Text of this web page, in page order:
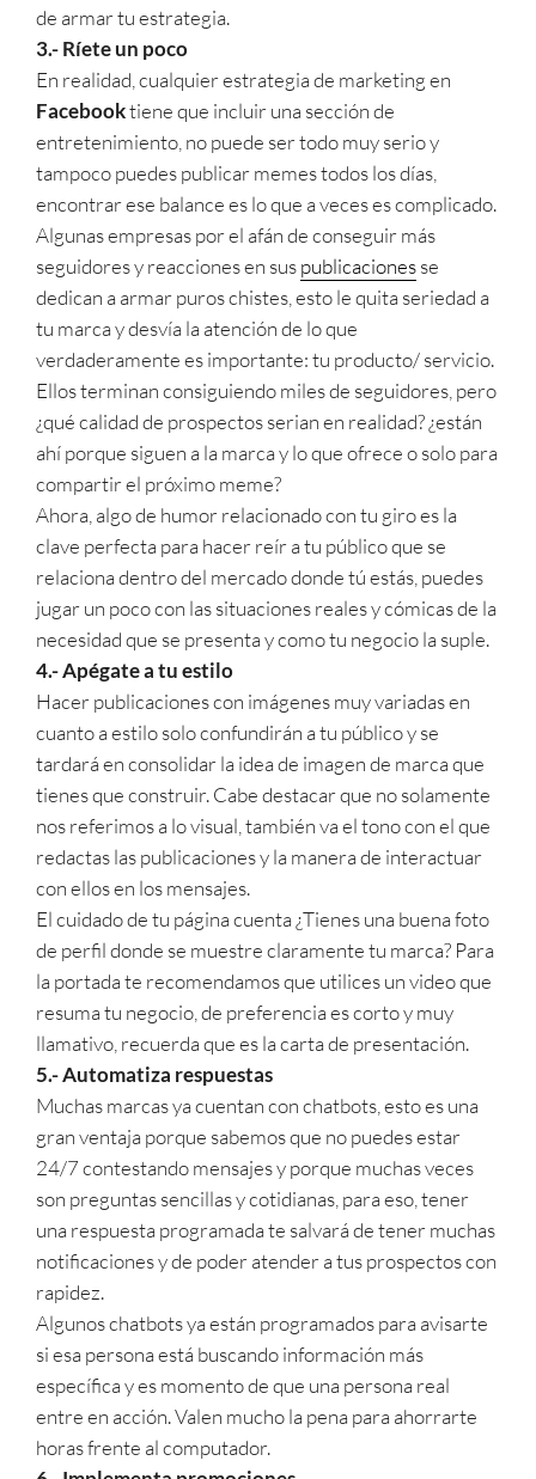
de armar tu estrategia.
3.- Ríete un poco
En realidad, cualquier estrategia de marketing en
Facebooktiene que incluir una sección de
entretenimiento, no puede ser todo muy serio y
tampoco puedes publicar memes todos los días,
encontrar ese balance es lo que a veces es complicado.
Algunas empresas por el afán de conseguir más
seguidores y reacciones en suspublicacionesse
dedican a armar puros chistes, esto le quita seriedad a
tu marca y desvía la atención de lo que
verdaderamente es importante: tu producto/ servicio.
Ellos terminan consiguiendo miles de seguidores, pero
¿qué calidad de prospectos serian en realidad? ¿están
ahí porque siguen a la marca y lo que ofrece o solo para
compartir el próximo meme?
Ahora, algo de humor relacionado con tu giro es la
clave perfecta para hacer reír a tu público que se
relaciona dentro del mercado donde tú estás, puedes
jugar un poco con las situaciones reales y cómicas de la
necesidad que se presenta y como tu negocio la suple.
4.- Apégate a tu estilo
Hacer publicaciones con imágenes muy variadas en
cuanto a estilo solo confundirán a tu público y se
tardará en consolidar la idea de imagen de marca que
tienes que construir. Cabe destacar que no solamente
nos referimos a lo visual, también va el tono con el que
redactas las publicaciones y la manera de interactuar
con ellos en los mensajes.
El cuidado de tu página cuenta ¿Tienes una buena foto
de perfil donde se muestre claramente tu marca? Para
la portada te recomendamos que utilices un video que
resuma tu negocio, de preferencia es corto y muy
llamativo, recuerda que es la carta de presentación.
5.- Automatiza respuestas
Muchas marcas ya cuentan con chatbots, esto es una
gran ventaja porque sabemos que no puedes estar
24/7 contestando mensajes y porque muchas veces
son preguntas sencillas y cotidianas, para eso, tener
una respuesta programada te salvará de tener muchas
notificaciones y de poder atender a tus prospectos con
rapidez.
Algunos chatbots ya están programados para avisarte
si esa persona está buscando información más
específica y es momento de que una persona real
entre en acción. Valen mucho la pena para ahorrarte
horas frente al computador.